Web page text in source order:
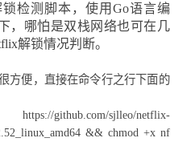
检测脚本，使用 Go语言编
，哪怕是双栈网络也可在几
解锁情况判断。
方便，直接在命令行之行下面的
sjlleo/netflix-
&& chmod +x nf